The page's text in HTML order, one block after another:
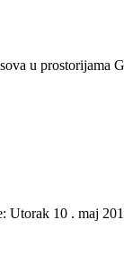
u prostorijama
Utorak 10 . maj